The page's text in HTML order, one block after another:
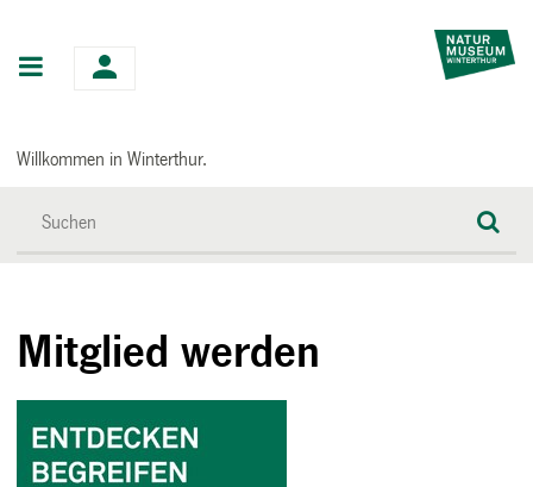
Hauptnavigation
Willkommen in Winterthur.
Mitglied werden